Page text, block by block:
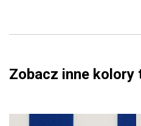
Zobacz inne kolory